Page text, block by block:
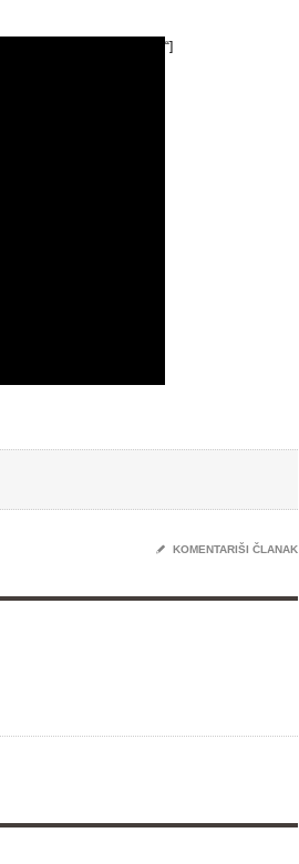
“]
✎ KOMENTARIŠI ČLANAK